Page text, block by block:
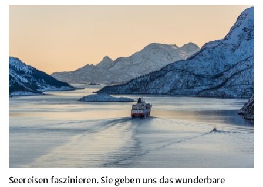
Seereisen faszinieren. Sie geben uns das wunderbare